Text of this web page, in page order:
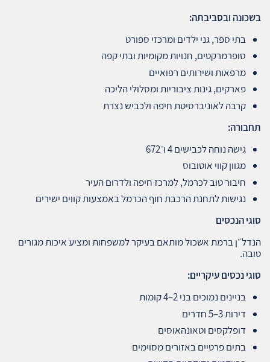
בשכונה ובסביבתה:
בתי ספר, גני ילדים ומרכזי ספורט
סופרמרקטים, חנויות מקומיות ובתי קפה
מרפאות ושירותים רפואיים
פארקים, גינות ציבוריות ומסלולי הליכה
קרבה לאוניברסיטת חיפה ולכביש נצרת
תחבורה:
גישה נוחה לכבישים 4 ו־672
מגוון קווי אוטובוס
חיבור טוב לכרמל, למרכז חיפה ולדרום העיר
נגישות לתחנת הרכבת חוף הכרמל באמצעות קווים ישירים
סוגי הנכסים
הנדל״ן ברמת אשכול מותאם בעיקר למשפחות ומציע איכות מגורים
טובה.
סוגי נכסים עיקריים:
בניינים נמוכים בני 2–4 קומות
דירות 3–5 חדרים
דופלקסים וטאונהאוסים
בתים פרטיים באזורים מסוימים